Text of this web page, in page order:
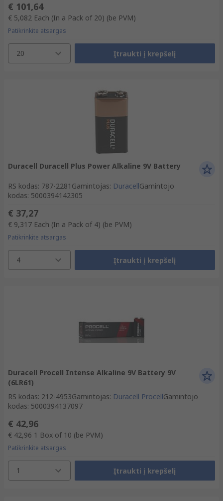
€ 101,64
€ 5,082 Each (In a Pack of 20) (be PVM)
Patikrinkite atsargas
20 Įtraukti į krepšelį
Duracell Duracell Plus Power Alkaline 9V Battery
RS kodas: 787-2281 Gamintojas: DuracellGamintojo
kodas: 5000394142305
€ 37,27
€ 9,317 Each (In a Pack of 4) (be PVM)
Patikrinkite atsargas
4 Įtraukti į krepšelį
Duracell Procell Intense Alkaline 9V Battery 9V
(6LR61)
RS kodas: 212-4953Gamintojas: Duracell ProcellGamintojo
kodas: 5000394137097
€ 42,96
€ 42,96 1 Box of 10 (be PVM)
Patikrinkite atsargas
1 Įtraukti į krepšelį